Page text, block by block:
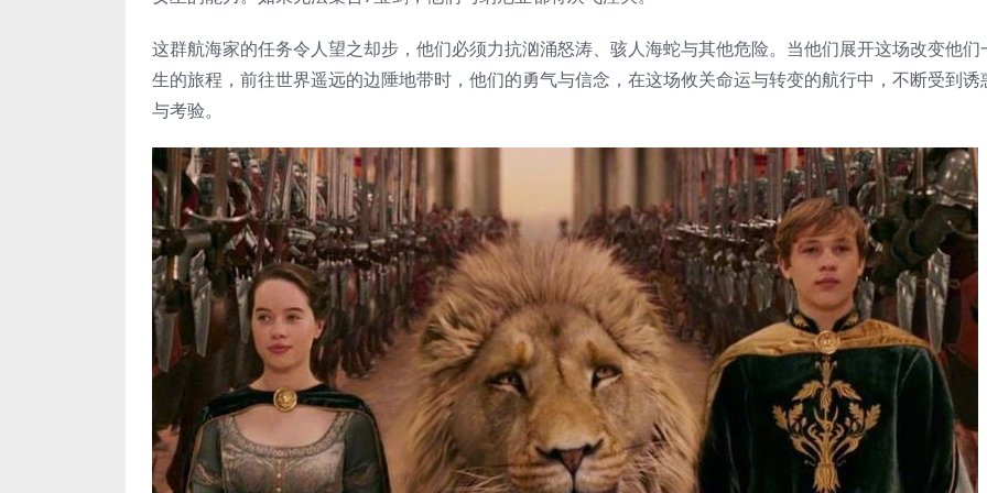
这群航海家的任务令人望之却步，他们必须力抗汹涌怒涛、骇人海蛇与其他危险。当他们展开这场改变他们
生的旅程，前往世界遥远的边陲地带时，他们的勇气与信念，在这场攸关命运与转变的航行中，不断受到诱
与考验。